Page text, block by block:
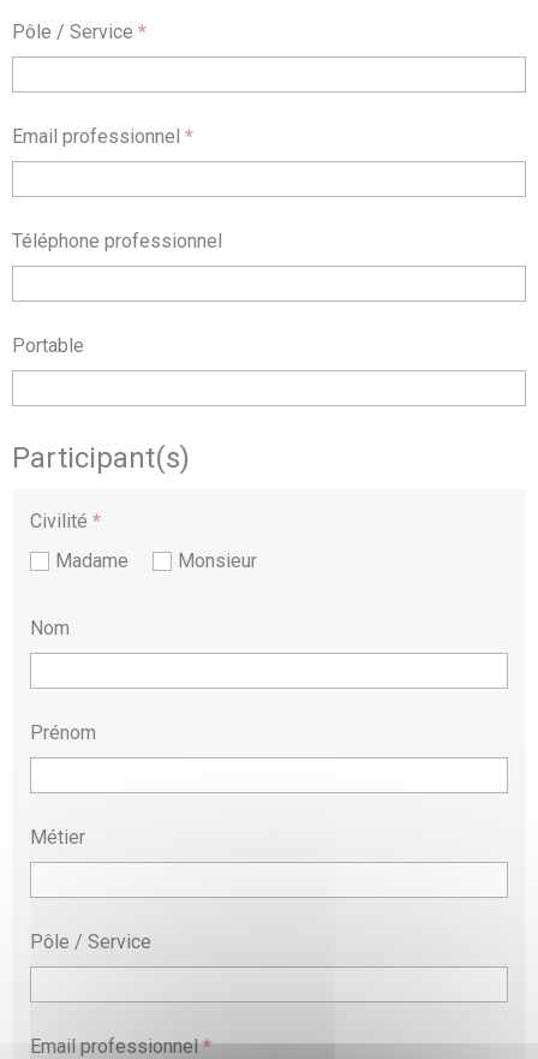
Pôle / Service *
Email professionnel *
Téléphone professionnel
Portable
Participant(s)
Civilité *
Madame
Monsieur
Nom
Prénom
Métier
Pôle / Service
Email professionnel*